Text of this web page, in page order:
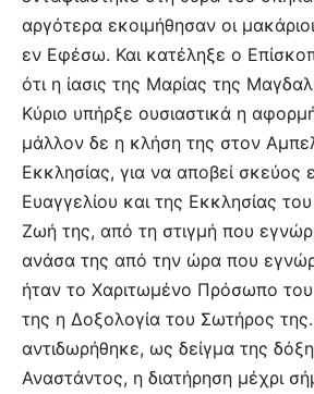
αργότερα εκοιμήθησαν οι
εν Εφέσω. Και κατέληξε ο
ότι η ίασις της Μαρίας της
Κύριο υπήρξε ουσιαστικά η
μάλλον δε η κλήση της στον
Εκκλησίας, για να αποβεί σκεύος
Ευαγγελίου και της Εκκλησίας
Ζωή της, από τη στιγμή που
ανάσα της από την ώρα που
ήταν το Χαριτωμένο Πρόσωπο
της η Δοξολογία του Σωτήρος της.
αντιδωρήθηκε, ως δείγμα της
Αναστάντος, η διατήρηση μέχρι